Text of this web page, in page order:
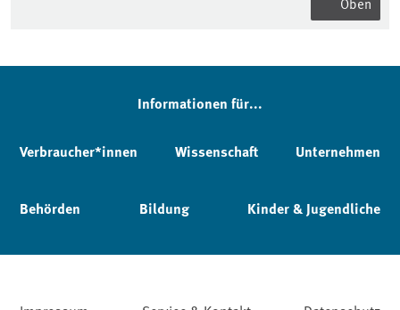
Informationen für...
Verbraucher*innen Wissenschaft Unternehmen
Behörden Bildung Kinder & Jugendliche